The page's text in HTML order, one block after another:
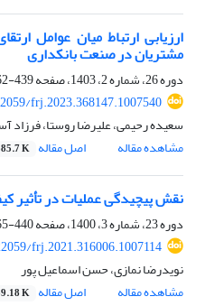
ارزیابی ارتباط میان عوامل
مشتریان در صنعت بانکداری
دوره 26، شماره 2، 1403، صفحه
439-462
frj.2023.368147.1007540
سعیده رحیمی، علیرضا روستا، فرزاد
مشاهده مقاله
اصل مقاله K
نقش پیچیدگی عملیات در تأثیر
دوره 23، شماره 3، 1400، صفحه
440-465
frj.2021.316006.1007114
نویدرضا نمازی، حسن اسماعیل پور
مشاهده مقاله
اصل مقاله K